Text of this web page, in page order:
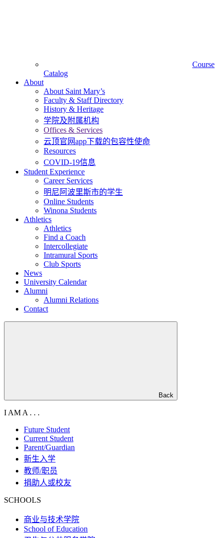
Course
Catalog
About
About Saint Mary’s
Faculty & Staff Directory
History & Heritage
学院及附属机构
Offices & Services
云顶官网app下载的包容性使命
Resources
COVID-19信息
Student Experience
Career Services
明尼阿波里斯市的学生
Online Students
Winona Students
Athletics
Athletics
Find a Coach
Intercollegiate
Intramural Sports
Club Sports
News
University Calendar
Alumni
Alumni Relations
Contact
Back
I AM A . . .
Future Student
Current Student
Parent/Guardian
新生入学
教师/职员
捐助人或校友
SCHOOLS
商业与技术学院
School of Education